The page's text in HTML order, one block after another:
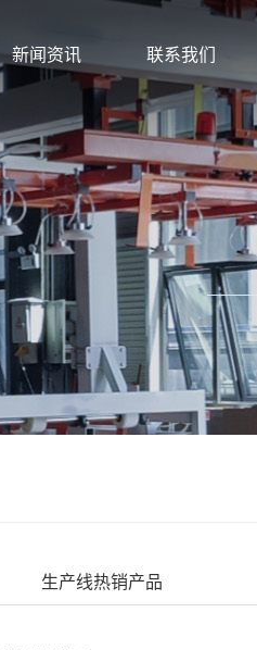
新闻资讯 联系我们
生产线热销产品